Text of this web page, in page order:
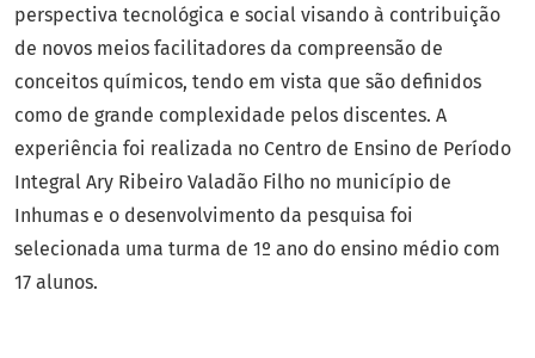
perspectiva tecnológica e social visando à contribuição
de novos meios facilitadores da compreensão de
conceitos químicos, tendo em vista que são definidos
como de grande complexidade pelos discentes. A
experiência foi realizada no Centro de Ensino de Período
Integral Ary Ribeiro Valadão Filho no município de
Inhumas e o desenvolvimento da pesquisa foi
selecionada uma turma de 1º ano do ensino médio com
17 alunos.